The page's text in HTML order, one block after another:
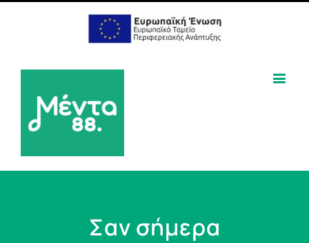
Σαν σήμερα